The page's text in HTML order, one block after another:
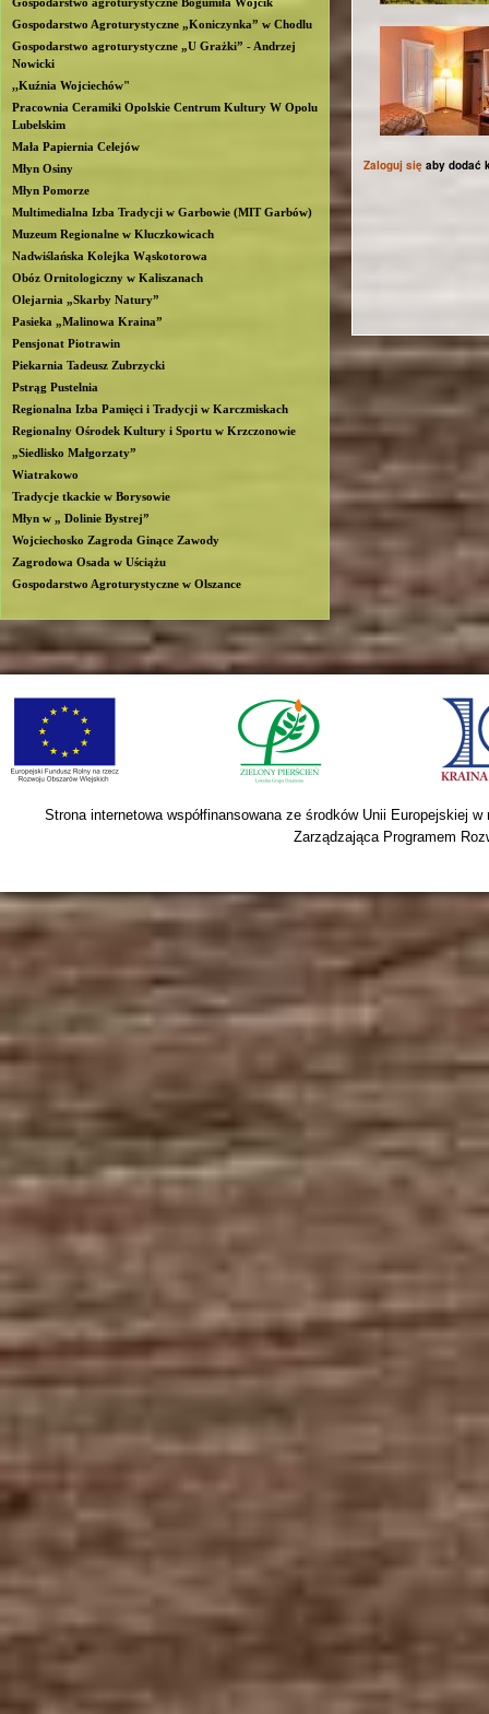
b
n
Zaloguj się aby dodać
Gospodarstwo Agroturystyczne „Koniczynka” w Chodlu
Gospodarstwo agroturystyczne „U Grażki” - Andrzej
Nowicki
,,Kuźnia Wojciechów"
Pracownia Ceramiki Opolskie Centrum Kultury W Opolu
Lubelskim
Mała Papiernia Celejów
Młyn Osiny
Młyn Pomorze
Multimedialna Izba Tradycji w Garbowie (MIT Garbów)
Muzeum Regionalne w Kluczkowicach
Nadwiślańska Kolejka Wąskotorowa
Obóz Ornitologiczny w Kaliszanach
Olejarnia „Skarby Natury”
Pasieka „Malinowa Kraina”
Pensjonat Piotrawin
Piekarnia Tadeusz Zubrzycki
Pstrąg Pustelnia
Regionalna Izba Pamięci i Tradycji w Karczmiskach
Regionalny Ośrodek Kultury i Sportu w Krzczonowie
„Siedlisko Małgorzaty”
Wiatrakowo
Tradycje tkackie w Borysowie
Młyn w „ Dolinie Bystrej”
Wojciechosko Zagroda Ginące Zawody
Zagrodowa Osada w Uściążu
Gospodarstwo Agroturystyczne w Olszance
Strona internetowa współfinansowana ze środków Unii Europejskiej
Zarządzająca Programem